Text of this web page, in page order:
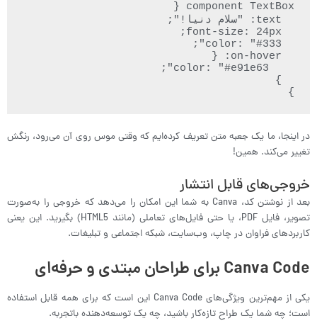
}
در اینجا، ما یک جعبه متن تعریف کرده‌ایم که وقتی موس روی آن می‌رود، رنگش
تغییر می‌کند. همین!
خروجی‌های قابل انتشار
بعد از نوشتن کد، Canva به شما این امکان را می‌دهد که خروجی را به‌صورت
تصویر، فایل PDF، یا حتی فایل‌های تعاملی (مانند HTML5) بگیرید. این یعنی
کاربردهای فراوان در چاپ، وب‌سایت، شبکه اجتماعی و تبلیغات.
Canva Code برای طراحان مبتدی و حرفه‌ای
یکی از مهم‌ترین ویژگی‌های Canva Code این است که برای همه قابل استفاده
است؛ چه شما یک طراح تازه‌کار باشید، چه یک توسعه‌دهنده باتجربه.